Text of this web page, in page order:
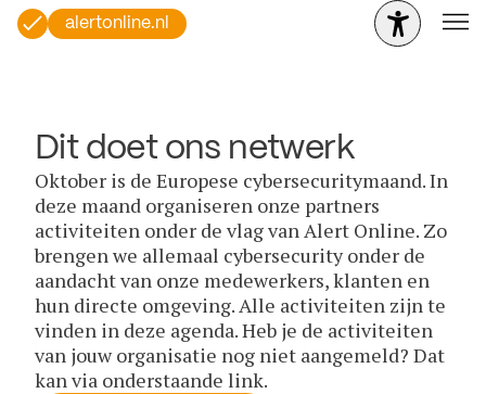
alertonline.nl
Dit doet ons netwerk
Oktober is de Europese cybersecuritymaand. In
deze maand organiseren onze partners
activiteiten onder de vlag van Alert Online. Zo
brengen we allemaal cybersecurity onder de
aandacht van onze medewerkers, klanten en
hun directe omgeving. Alle activiteiten zijn te
vinden in deze agenda. Heb je de activiteiten
van jouw organisatie nog niet aangemeld? Dat
kan via onderstaande link.